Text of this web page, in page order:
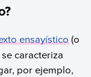
ensayístico(o
caracteriza
por ejemplo,